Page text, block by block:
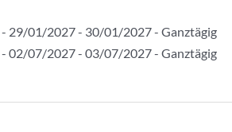
- 29/01/2027 - 30/01/2027 - Ganztägig
- 02/07/2027 - 03/07/2027 - Ganztägig